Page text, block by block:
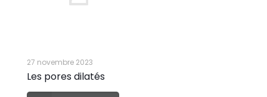
27 novembre 2023
Les pores dilatés